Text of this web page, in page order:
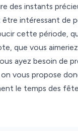
des instants
intéressant de
cette période,
que vous
ayez besoin de
vous propose
le temps des